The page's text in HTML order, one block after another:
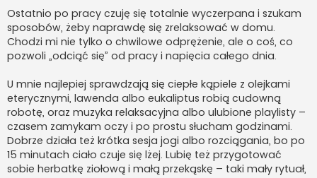
Ostatnio po pracy czuję się totalnie wyczerpana i szukam
sposobów, żeby naprawdę się zrelaksować w domu.
Chodzi mi nie tylko o chwilowe odprężenie, ale o coś, co
pozwoli „odciąć się” od pracy i napięcia całego dnia.
U mnie najlepiej sprawdzają się ciepłe kąpiele z olejkami
eterycznymi, lawenda albo eukaliptus robią cudowną
robotę, oraz muzyka relaksacyjna albo ulubione playlisty –
czasem zamykam oczy i po prostu słucham godzinami.
Dobrze działa też krótka sesja jogi albo rozciągania, bo po
15 minutach ciało czuje się lżej. Lubię też przygotować
sobie herbatkę ziołową i małą przekąskę – taki mały rytuał,